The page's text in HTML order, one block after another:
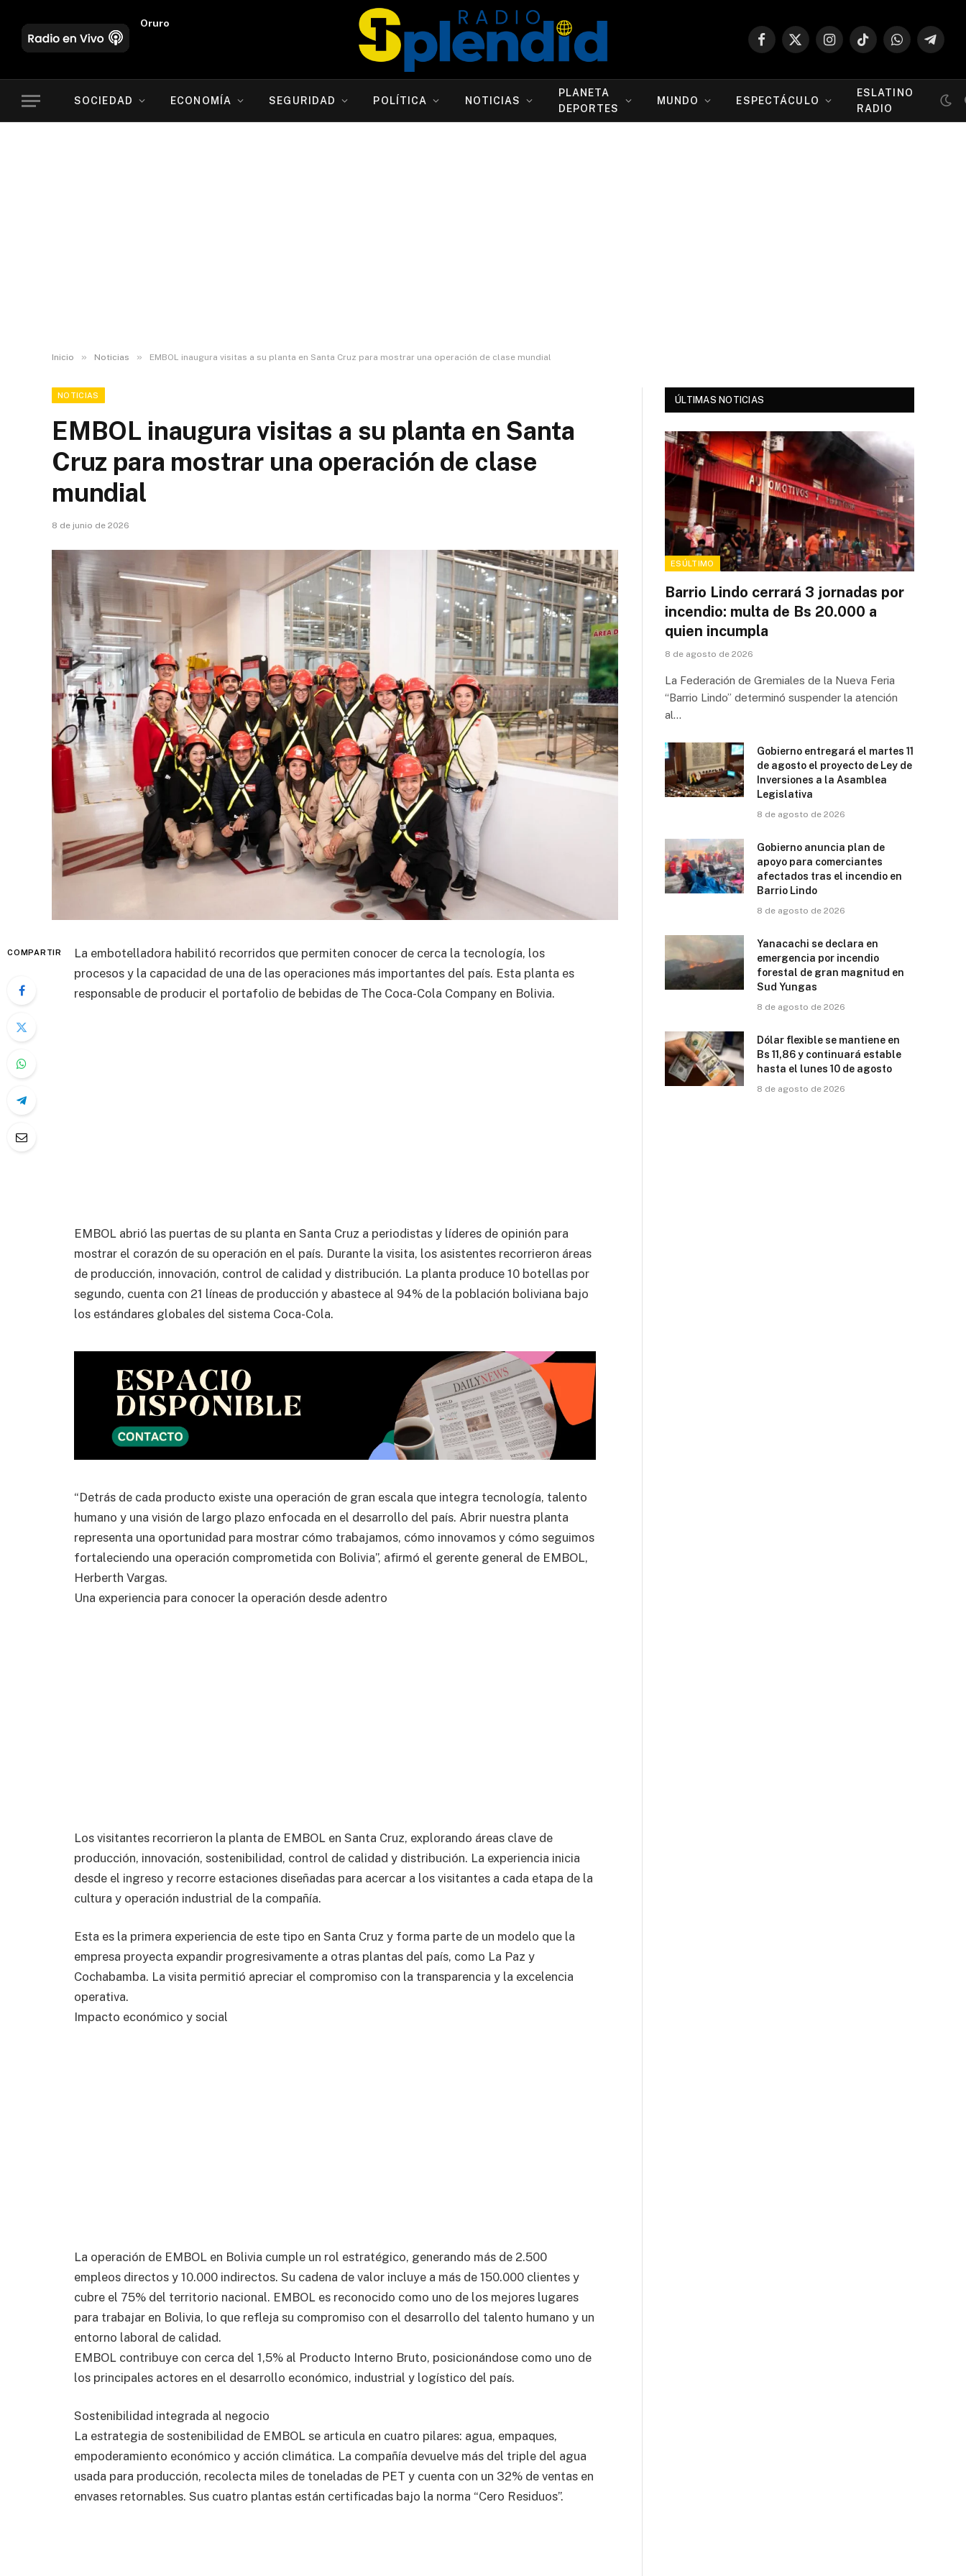
Oruro
Facebook
X
InstagramTikTokWhatsApp
SOCIEDAD ECONOMÍA SEGURIDAD POLÍTICA NOTICIAS
PLANETA
DEPORTES
MUNDO ESPECTÁCULO
ESLATINO
RADIO
Inicio » Noticias » EMBOL inaugura visitas a su planta en Santa Cruz para mostrar una operación de clase mundial
NOTICIAS
EMBOL inaugura visitas a su planta en Santa
Cruz para mostrar una operación de clase
mundial
8 de junio de 2026
COMPARTIR
La embotelladora habilitó recorridos que permiten conocer de cerca la tecnología, los
procesos y la capacidad de una de las operaciones más importantes del país. Esta planta es
responsable de producir el portafolio de bebidas de The Coca-Cola Company en Bolivia.
EMBOL abrió las puertas de su planta en Santa Cruz a periodistas y líderes de opinión para
mostrar el corazón de su operación en el país. Durante la visita, los asistentes recorrieron áreas
de producción, innovación, control de calidad y distribución. La planta produce 10 botellas por
segundo, cuenta con 21 líneas de producción y abastece al 94% de la población boliviana bajo
los estándares globales del sistema Coca-Cola.
“Detrás de cada producto existe una operación de gran escala que integra tecnología, talento
humano y una visión de largo plazo enfocada en el desarrollo del país. Abrir nuestra planta
representa una oportunidad para mostrar cómo trabajamos, cómo innovamos y cómo seguimos
fortaleciendo una operación comprometida con Bolivia”, afirmó el gerente general de EMBOL,
Herberth Vargas.
Una experiencia para conocer la operación desde adentro
Los visitantes recorrieron la planta de EMBOL en Santa Cruz, explorando áreas clave de
producción, innovación, sostenibilidad, control de calidad y distribución. La experiencia inicia
desde el ingreso y recorre estaciones diseñadas para acercar a los visitantes a cada etapa de la
cultura y operación industrial de la compañía.
Esta es la primera experiencia de este tipo en Santa Cruz y forma parte de un modelo que la
empresa proyecta expandir progresivamente a otras plantas del país, como La Paz y
Cochabamba. La visita permitió apreciar el compromiso con la transparencia y la excelencia
operativa.
Impacto económico y social
La operación de EMBOL en Bolivia cumple un rol estratégico, generando más de 2.500
empleos directos y 10.000 indirectos. Su cadena de valor incluye a más de 150.000 clientes y
cubre el 75% del territorio nacional. EMBOL es reconocido como uno de los mejores lugares
para trabajar en Bolivia, lo que refleja su compromiso con el desarrollo del talento humano y un
entorno laboral de calidad.
EMBOL contribuye con cerca del 1,5% al Producto Interno Bruto, posicionándose como uno de
los principales actores en el desarrollo económico, industrial y logístico del país.
Sostenibilidad integrada al negocio
La estrategia de sostenibilidad de EMBOL se articula en cuatro pilares: agua, empaques,
empoderamiento económico y acción climática. La compañía devuelve más del triple del agua
usada para producción, recolecta miles de toneladas de PET y cuenta con un 32% de ventas en
envases retornables. Sus cuatro plantas están certificadas bajo la norma “Cero Residuos”.
ÚLTIMAS NOTICIAS
ESÚLTIMO
Barrio Lindo cerrará 3 jornadas por
incendio: multa de Bs 20.000 a
quien incumpla
8 de agosto de 2026
La Federación de Gremiales de la Nueva Feria
“Barrio Lindo” determinó suspender la atención
al…
Gobierno entregará el martes 11
de agosto el proyecto de Ley de
Inversiones a la Asamblea
Legislativa
8 de agosto de 2026
Gobierno anuncia plan de
apoyo para comerciantes
afectados tras el incendio en
Barrio Lindo
8 de agosto de 2026
Yanacachi se declara en
emergencia por incendio
forestal de gran magnitud en
Sud Yungas
8 de agosto de 2026
Dólar flexible se mantiene en
Bs 11,86 y continuará estable
hasta el lunes 10 de agosto
8 de agosto de 2026